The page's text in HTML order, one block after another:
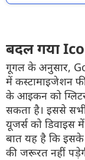
बदल गया
गूगल के अनुसार,
में कस्टामाइजेशन
के आइकन को
सकता है। इससे
यूजर्स को डिवाइस
बात यह है कि इसके
की जरूरत नहीं